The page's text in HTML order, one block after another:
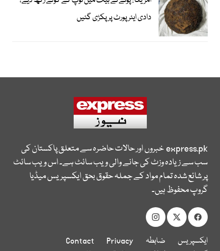
دادی ایئرپورٹ پر پکڑی گئیں
express.pkخبروں اور حالات حاضرہ سے متعلق پاکستان کی
سب سے زیادہ وزٹ کی جانے والی ویب سائٹ ہے۔ اس ویب سائٹ
پر شائع شدہ تمام مواد کے جملہ حقوق بحق ایکسپریس میڈیا
گروپ محفوظ ہیں۔
ایکسپریس
ضابطہ
Privacy
Contact